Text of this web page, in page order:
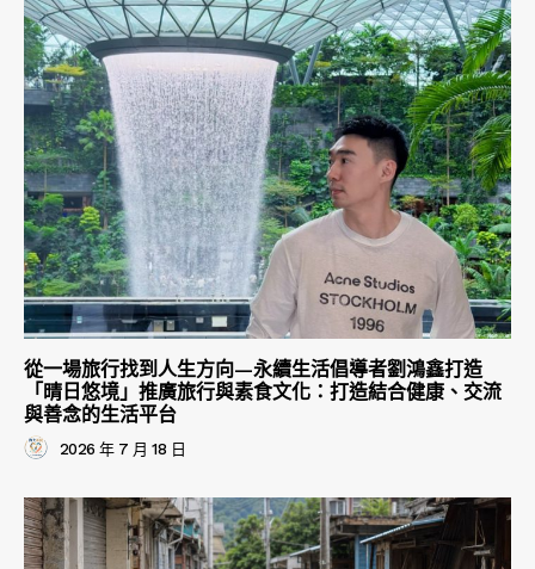
從一場旅行找到人生方向—永續生活倡導者劉鴻鑫打造
「晴日悠境」推廣旅行與素食文化：打造結合健康、交流
與善念的生活平台
2026 年 7 月 18 日